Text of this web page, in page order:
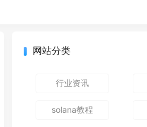
网站分类
行业资讯
solana教程